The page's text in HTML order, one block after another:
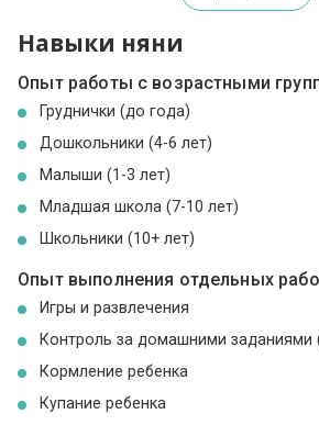
Навыки няни
Опыт работы с возрастными
Груднички (до года)
Дошкольники (4-6 лет)
Малыши (1-3 лет)
Младшая школа (7-10 лет)
Школьники (10+ лет)
Опыт выполнения отдельных
Игры и развлечения
Контроль за домашними заданиями
Кормление ребенка
Купание ребенка